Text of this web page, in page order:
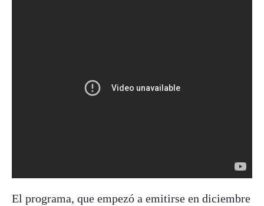
El programa, que empezó a emitirse en diciembre